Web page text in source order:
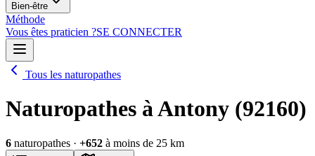
Bien-être
Méthode
Vous êtes praticien ?SE CONNECTER
Tous les naturopathes
Naturopathes à Antony (92160)
6 naturopathes · +652 à moins de 25 km